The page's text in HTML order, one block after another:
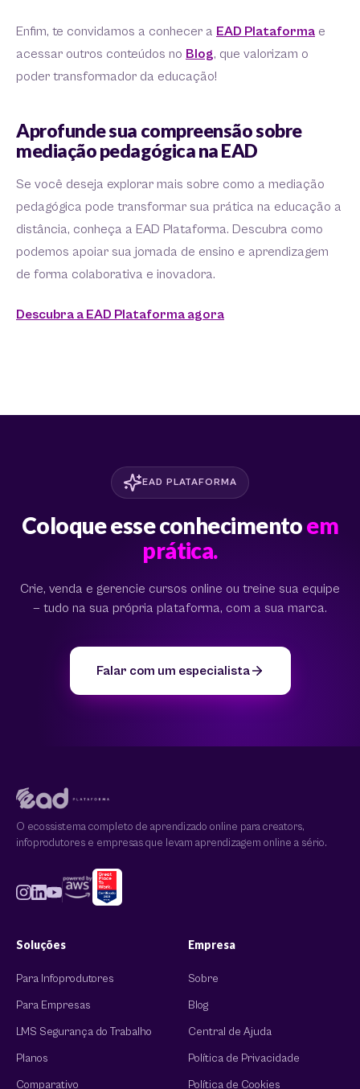
Enfim, te convidamos a conhecer a EAD Plataforma e
acessar outros conteúdos no Blog, que valorizam o
poder transformador da educação!
Aprofunde sua compreensão sobre
mediação pedagógica na EAD
Se você deseja explorar mais sobre como a mediação
pedagógica pode transformar sua prática na educação a
distância, conheça a EAD Plataforma. Descubra como
podemos apoiar sua jornada de ensino e aprendizagem
de forma colaborativa e inovadora.
Descubra a EAD Plataforma agora
EAD PLATAFORMA
Coloque esse conhecimentoem
prática.
Crie, venda e gerencie cursos online ou treine sua equipe
— tudo na sua própria plataforma, com a sua marca.
Falar com um especialista
O ecossistema completo de aprendizado online para creators,
infoprodutores e empresas que levam aprendizagem online a sério.
Soluções
Para Infoprodutores
Para Empresas
LMS Segurança do Trabalho
Planos
Comparativo
Empresa
Sobre
Blog
Central de Ajuda
Política de Privacidade
Política de Cookies